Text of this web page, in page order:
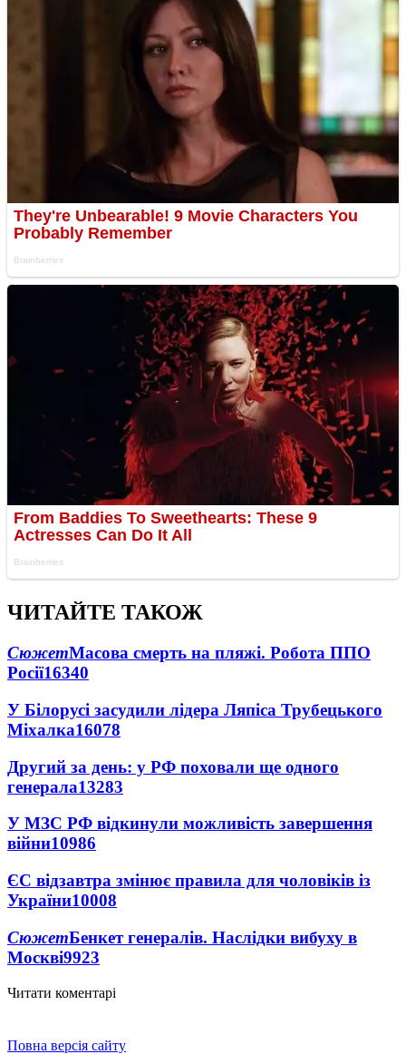
ЧИТАЙТЕ ТАКОЖ
СюжетМасова смерть на пляжі. Робота ППО
Росії16340
У Білорусі засудили лідера Ляпіса Трубецького
Міхалка16078
Другий за день: у РФ поховали ще одного
генерала13283
У МЗС РФ відкинули можливість завершення
війни10986
ЄС відзавтра змінює правила для чоловіків із
України10008
СюжетБенкет генералів. Наслідки вибуху в
Москві9923
Читати коментарі
Повна версія сайту